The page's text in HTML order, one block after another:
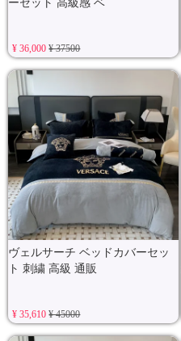
ーセット 高級感 ベ
¥ 36,000¥ 37500
ヴェルサーチ ベッドカバーセッ
ト 刺繍 高級 通販
¥ 35,610¥ 45000